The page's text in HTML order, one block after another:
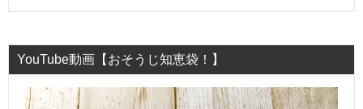
YouTube動画【おそうじ知恵袋！】